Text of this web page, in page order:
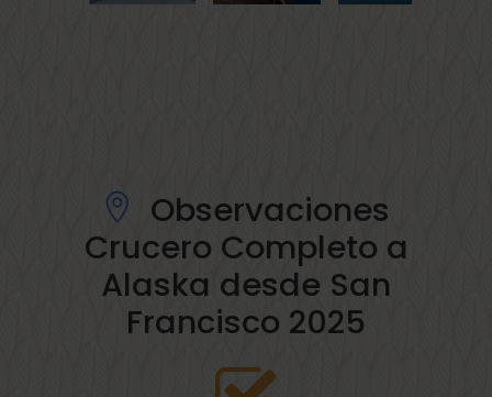
Observaciones
Crucero Completo a
Alaska desde San
Francisco 2025